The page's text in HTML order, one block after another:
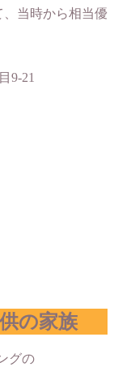
当時から相当優
9-21
の家族
グの